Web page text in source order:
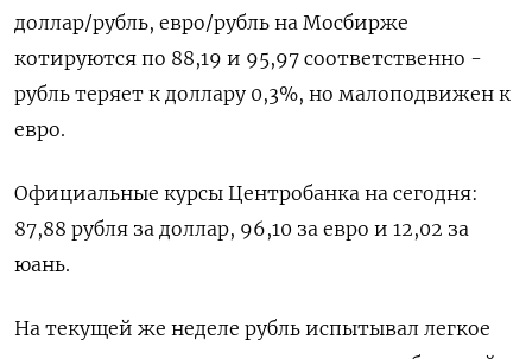
доллар/рубль, евро/рубль на Мосбирже
котируются по 88,19 и 95,97 соответственно -
рубль теряет к доллару 0,3%, но малоподвижен к
евро.
Официальные курсы Центробанка на сегодня:
87,88 рубля за доллар, 96,10 за евро и 12,02 за
юань.
На текущей же неделе рубль испытывал легкое